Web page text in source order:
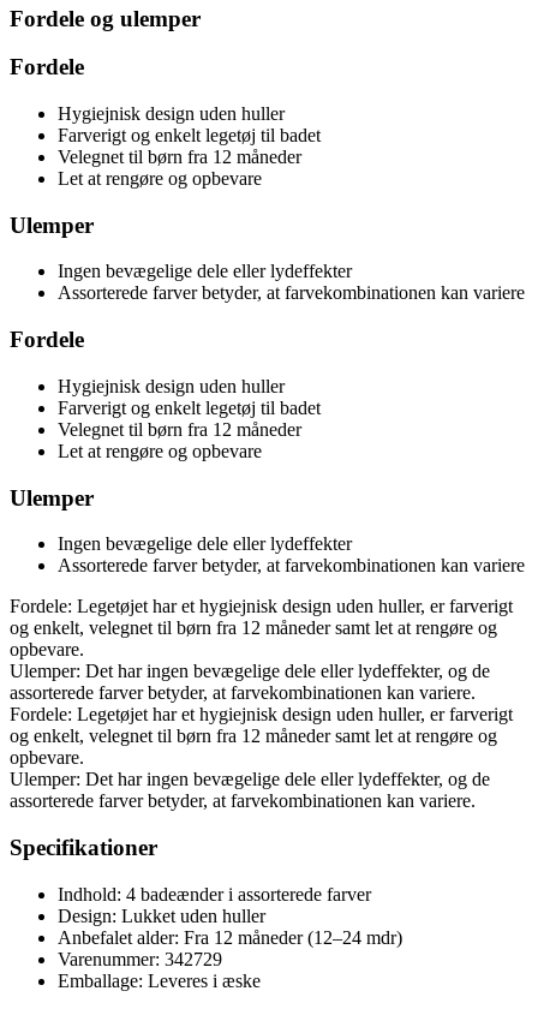
Fordele og ulemper
Fordele
Hygiejnisk design uden huller
Farverigt og enkelt legetøj til badet
Velegnet til børn fra 12 måneder
Let at rengøre og opbevare
Ulemper
Ingen bevægelige dele eller lydeffekter
Assorterede farver betyder, at farvekombinationen kan variere
Fordele
Hygiejnisk design uden huller
Farverigt og enkelt legetøj til badet
Velegnet til børn fra 12 måneder
Let at rengøre og opbevare
Ulemper
Ingen bevægelige dele eller lydeffekter
Assorterede farver betyder, at farvekombinationen kan variere
Fordele: Legetøjet har et hygiejnisk design uden huller, er farverigt
og enkelt, velegnet til børn fra 12 måneder samt let at rengøre og
opbevare.
Ulemper: Det har ingen bevægelige dele eller lydeffekter, og de
assorterede farver betyder, at farvekombinationen kan variere.
Fordele: Legetøjet har et hygiejnisk design uden huller, er farverigt
og enkelt, velegnet til børn fra 12 måneder samt let at rengøre og
opbevare.
Ulemper: Det har ingen bevægelige dele eller lydeffekter, og de
assorterede farver betyder, at farvekombinationen kan variere.
Specifikationer
Indhold: 4 badeænder i assorterede farver
Design: Lukket uden huller
Anbefalet alder: Fra 12 måneder (12–24 mdr)
Varenummer: 342729
Emballage: Leveres i æske